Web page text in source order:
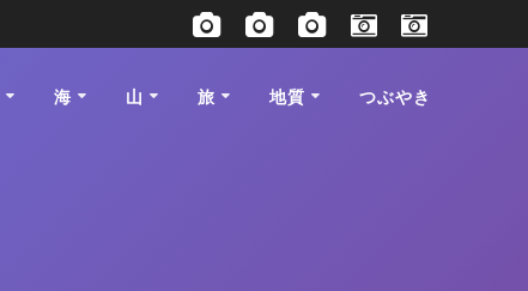
海 山 旅 地質 つぶやき